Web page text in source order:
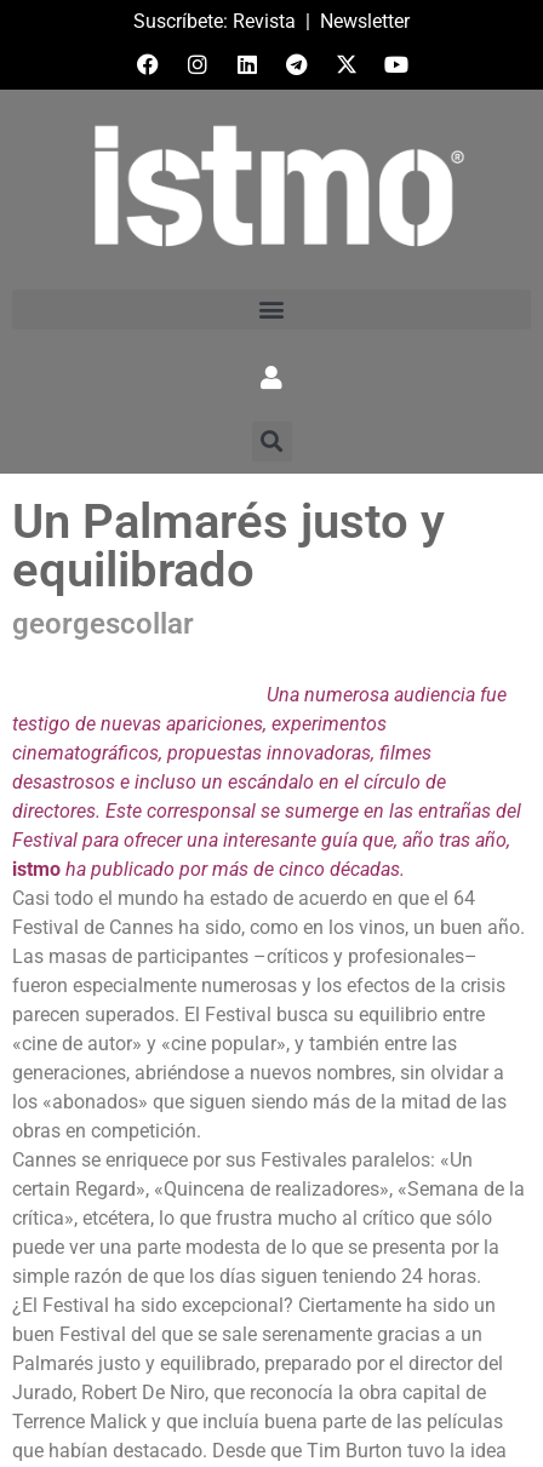
Suscríbete: Revista | Newsletter
Un Palmarés justo y
equilibrado
georgescollar
Una numerosa audiencia fue
testigo de nuevas apariciones, experimentos
cinematográficos, propuestas innovadoras, filmes
desastrosos e incluso un escándalo en el círculo de
directores. Este corresponsal se sumerge en las entrañas del
Festival para ofrecer una interesante guía que, año tras año,
istmo ha publicado por más de cinco décadas.
Casi todo el mundo ha estado de acuerdo en que el 64
Festival de Cannes ha sido, como en los vinos, un buen año.
Las masas de participantes –críticos y profesionales–
fueron especialmente numerosas y los efectos de la crisis
parecen superados. El Festival busca su equilibrio entre
«cine de autor» y «cine popular», y también entre las
generaciones, abriéndose a nuevos nombres, sin olvidar a
los «abonados» que siguen siendo más de la mitad de las
obras en competición.
Cannes se enriquece por sus Festivales paralelos: «Un
certain Regard», «Quincena de realizadores», «Semana de la
crítica», etcétera, lo que frustra mucho al crítico que sólo
puede ver una parte modesta de lo que se presenta por la
simple razón de que los días siguen teniendo 24 horas.
¿El Festival ha sido excepcional? Ciertamente ha sido un
buen Festival del que se sale serenamente gracias a un
Palmarés justo y equilibrado, preparado por el director del
Jurado, Robert De Niro, que reconocía la obra capital de
Terrence Malick y que incluía buena parte de las películas
que habían destacado. Desde que Tim Burton tuvo la idea